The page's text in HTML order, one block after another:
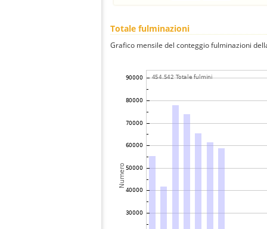
Totale fulminazioni
Grafico mensile del conteggio fulminazioni